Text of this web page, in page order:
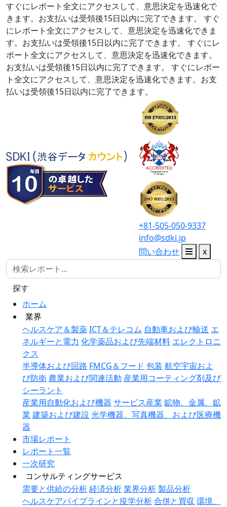
すぐにレポート全文にアクセスして、意思決定を迅速化で
きます。お支払いは受領後15日以内に完了できます。
すぐ
にレポート全文にアクセスして、意思決定を迅速化できま
す。お支払いは受領後15日以内に完了できます。
すぐにレ
ポート全文にアクセスして、意思決定を迅速化できます。
お支払いは受領後15日以内に完了できます。
すぐにレポー
ト全文にアクセスして、意思決定を迅速化できます。お支
払いは受領後15日以内に完了できます。
+81-505-050-9337
info@sdki.jp
問い合わせ
x
ホーム
業界
ヘルスケア＆製薬ICT＆テレコム 自動車および輸送 エ
ネルギーと電力 化学薬品および先端材料 エレクトロニ
クス
半導体および回路 FMCG＆フード 包装 航空宇宙およ
び防衛 農業および関連活動 産業用コーティング剤及び
シーラント
産業用自動化および機器 サービス産業 鉱物、金属、鉱
業 建築および建設 光学機器、写真機器、および医療機
器
市場レポート
レポート一覧
一次研究
コンサルティングサービス
需要と供給の分析経済分析業界分析製品分析
ヘルスケアパイプラインと疫学分析合併と買収 環境、
探す